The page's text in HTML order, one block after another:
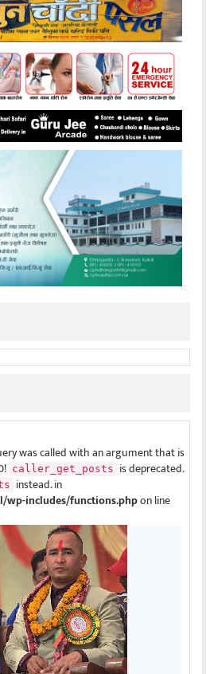
was called with an argument that is
caller_get_posts is deprecated.
instead. in
includes/functions.phpon line